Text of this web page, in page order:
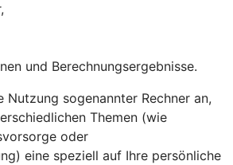
und Berechnungsergebnisse.
Nutzung sogenannter Rechner an,
Themen (wie
oder
eine speziell auf Ihre persönliche